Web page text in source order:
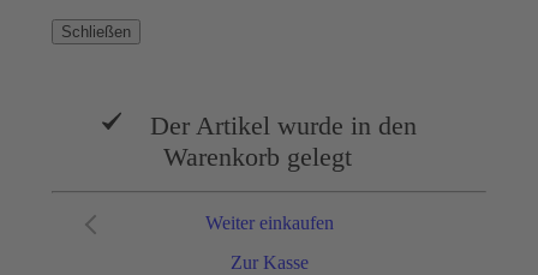
Schließen
Der Artikel wurde in den
Warenkorb gelegt
Zur Kasse
Weiter einkaufen